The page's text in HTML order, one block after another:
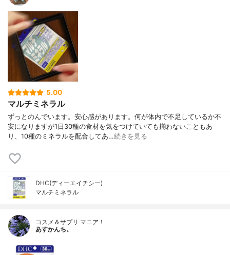
5.00
マルチミネラル
ずっとのんでいます。安心感があります。何が体内で不足しているか不
安になりますが1日30種の食材を気をつけていても揃わないこともあ
り、10種のミネラルを配合してあ…続きを見る
DHC(ディーエイチシー)
マルチミネラル
コスメ＆サプリ マニア！
あすかんち。